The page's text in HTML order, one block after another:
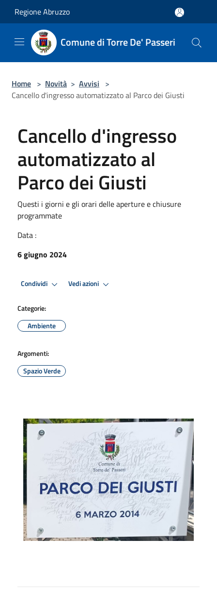
Regione Abruzzo
Comune di Torre De' Passeri
Home > Novità > Avvisi >
Cancello d'ingresso automatizzato al Parco dei Giusti
Cancello d'ingresso
automatizzato al
Parco dei Giusti
Questi i giorni e gli orari delle aperture e chiusure
programmate
Data :
6 giugno 2024
Condividi Vedi azioni
Categorie:
Ambiente
Argomenti:
Spazio Verde